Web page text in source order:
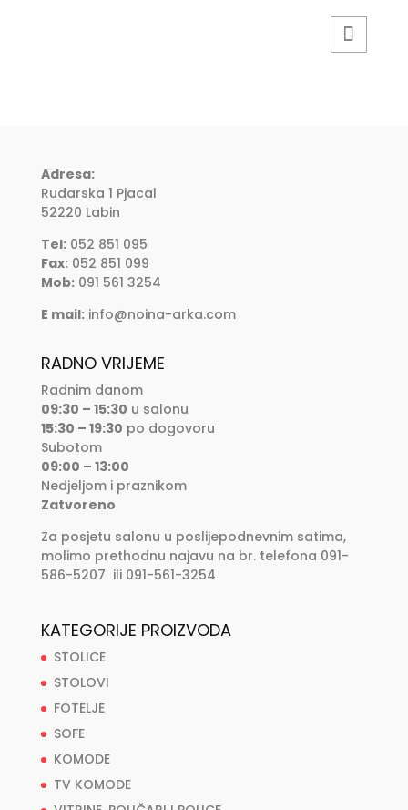
Adresa:
Rudarska 1 Pjacal
52220 Labin
Tel:052 851 095
Fax:052 851 099
Mob:091 561 3254
E mail: info@noina-arka.com
RADNO VRIJEME
Radnim danom
09:30 – 15:30 u salonu
15:30 – 19:30 po dogovoru
Subotom
09:00 – 13:00
Nedjeljom i praznikom
Zatvoreno
Za posjetu salonu u poslijepodnevnim satima,
molimo prethodnu najavu na br. telefona 091-
586-5207 ili 091-561-3254
KATEGORIJE PROIZVODA
STOLICE
STOLOVI
FOTELJE
SOFE
KOMODE
TV KOMODE